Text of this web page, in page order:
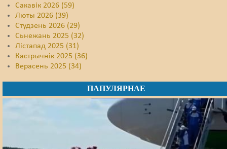
Сакавік 2026 (59)
Люты 2026 (39)
Студзень 2026 (29)
Сьнежань 2025 (32)
Лістапад 2025 (31)
Кастрычнік 2025 (36)
Верасень 2025 (34)
ПАПУЛЯРНАЕ